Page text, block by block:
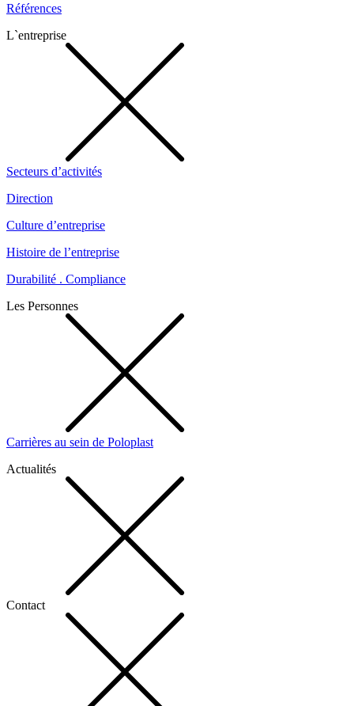
Références
L`entreprise
Secteurs d’activités
Direction
Culture d’entreprise
Histoire de l’entreprise
Durabilité . Compliance
Les Personnes
Carrières au sein de Poloplast
Actualités
Contact